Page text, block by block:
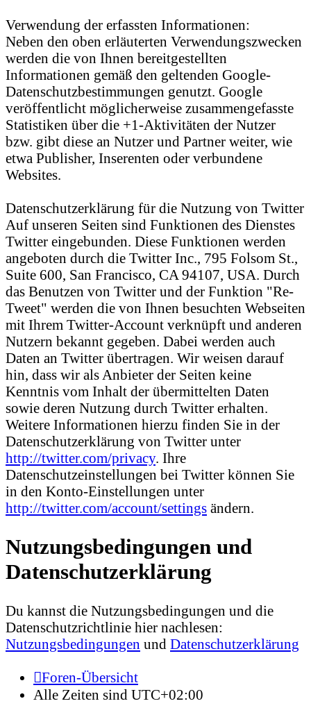
Verwendung der erfassten Informationen:
Neben den oben erläuterten Verwendungszwecken
werden die von Ihnen bereitgestellten
Informationen gemäß den geltenden Google-
Datenschutzbestimmungen genutzt. Google
veröffentlicht möglicherweise zusammengefasste
Statistiken über die +1-Aktivitäten der Nutzer
bzw. gibt diese an Nutzer und Partner weiter, wie
etwa Publisher, Inserenten oder verbundene
Websites.
Datenschutzerklärung für die Nutzung von Twitter
Auf unseren Seiten sind Funktionen des Dienstes
Twitter eingebunden. Diese Funktionen werden
angeboten durch die Twitter Inc., 795 Folsom St.,
Suite 600, San Francisco, CA 94107, USA. Durch
das Benutzen von Twitter und der Funktion "Re-
Tweet" werden die von Ihnen besuchten Webseiten
mit Ihrem Twitter-Account verknüpft und anderen
Nutzern bekannt gegeben. Dabei werden auch
Daten an Twitter übertragen. Wir weisen darauf
hin, dass wir als Anbieter der Seiten keine
Kenntnis vom Inhalt der übermittelten Daten
sowie deren Nutzung durch Twitter erhalten.
Weitere Informationen hierzu finden Sie in der
Datenschutzerklärung von Twitter unter
http://twitter.com/privacy. Ihre
Datenschutzeinstellungen bei Twitter können Sie
in den Konto-Einstellungen unter
http://twitter.com/account/settings ändern.
Nutzungsbedingungen und
Datenschutzerklärung
Du kannst die Nutzungsbedingungen und die
Datenschutzrichtlinie hier nachlesen:
Nutzungsbedingungen und Datenschutzerklärung
Foren-Übersicht
Alle Zeiten sind UTC+02:00